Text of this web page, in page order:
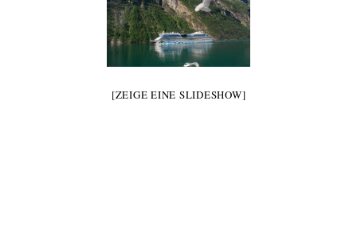
[ZEIGE EINE SLIDESHOW]